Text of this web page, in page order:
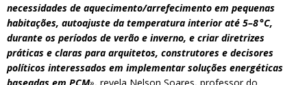
necessidades de aquecimento/arrefecimento em pequenas
habitações, autoajuste da temperatura interior até 5–8 °C,
durante os períodos de verão e inverno, e criar diretrizes
práticas e claras para arquitetos, construtores e decisores
políticos interessados em implementar soluções energéticas